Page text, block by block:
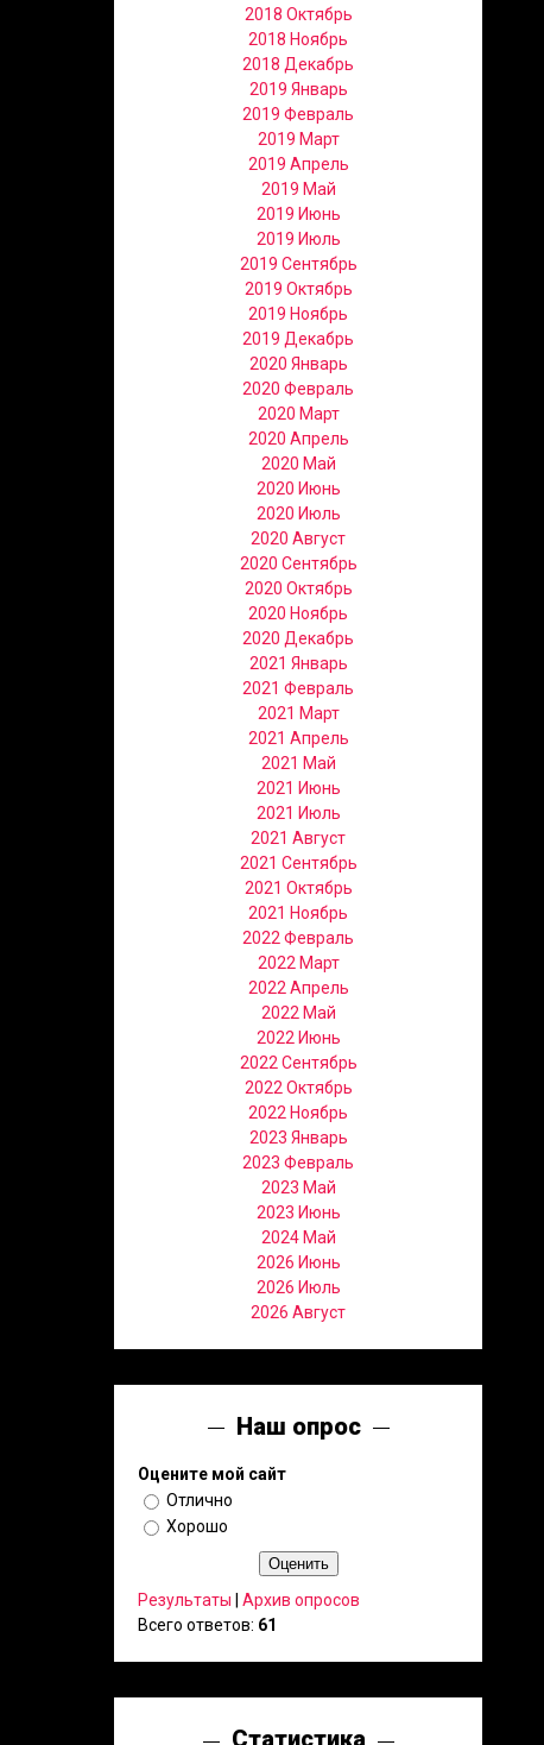
2018 Октябрь
2018 Ноябрь
2018 Декабрь
2019 Январь
2019 Февраль
2019 Март
2019 Апрель
2019 Май
2019 Июнь
2019 Июль
2019 Сентябрь
2019 Октябрь
2019 Ноябрь
2019 Декабрь
2020 Январь
2020 Февраль
2020 Март
2020 Апрель
2020 Май
2020 Июнь
2020 Июль
2020 Август
2020 Сентябрь
2020 Октябрь
2020 Ноябрь
2020 Декабрь
2021 Январь
2021 Февраль
2021 Март
2021 Апрель
2021 Май
2021 Июнь
2021 Июль
2021 Август
2021 Сентябрь
2021 Октябрь
2021 Ноябрь
2022 Февраль
2022 Март
2022 Апрель
2022 Май
2022 Июнь
2022 Сентябрь
2022 Октябрь
2022 Ноябрь
2023 Январь
2023 Февраль
2023 Май
2023 Июнь
2024 Май
2026 Июнь
2026 Июль
2026 Август
Наш опрос
Оцените мой сайт
Отлично
Хорошо
Результаты
Архив опросов
Всего ответов: 61